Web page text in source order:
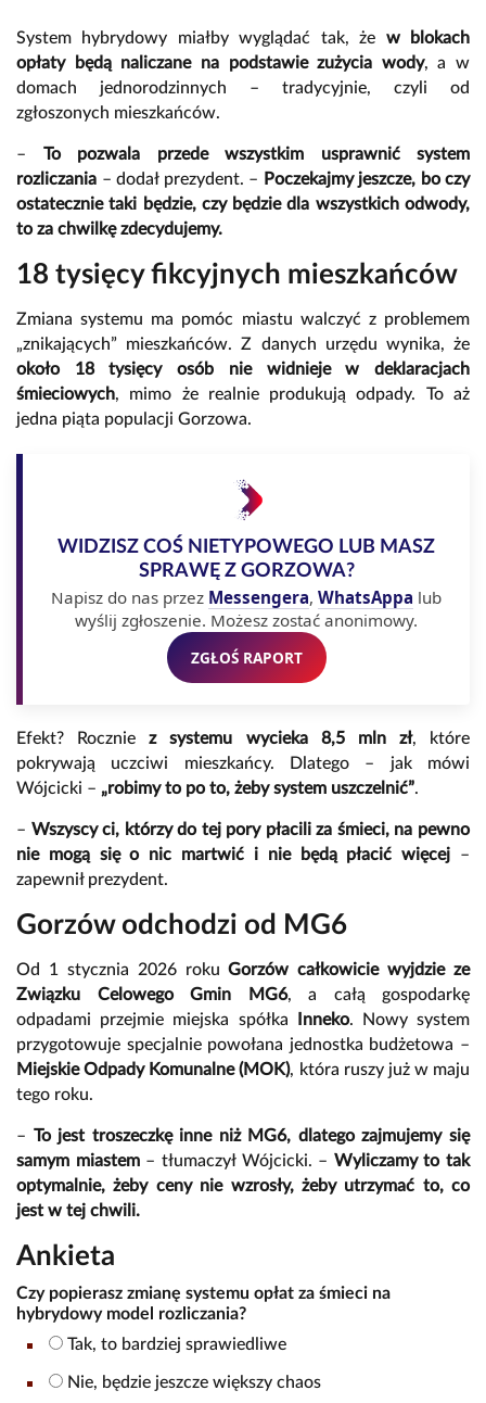
System hybrydowy miałby wyglądać tak, że w blokach
opłaty będą naliczane na podstawie zużycia wody, a w
domach jednorodzinnych – tradycyjnie, czyli od
zgłoszonych mieszkańców.
– To pozwala przede wszystkim usprawnić system
rozliczania – dodał prezydent. – Poczekajmy jeszcze, bo czy
ostatecznie taki będzie, czy będzie dla wszystkich odwody,
to za chwilkę zdecydujemy.
18 tysięcy fikcyjnych mieszkańców
Zmiana systemu ma pomóc miastu walczyć z problemem
„znikających” mieszkańców. Z danych urzędu wynika, że
około 18 tysięcy osób nie widnieje w deklaracjach
śmieciowych, mimo że realnie produkują odpady. To aż
jedna piąta populacji Gorzowa.
WIDZISZ COŚ NIETYPOWEGO LUB MASZ
SPRAWĘ Z GORZOWA?
Napisz do nas przez Messengera, WhatsAppa lub
wyślij zgłoszenie. Możesz zostać anonimowy.
ZGŁOŚ RAPORT
Efekt? Roczniez systemu wycieka 8,5 mln zł, które
pokrywają uczciwi mieszkańcy. Dlatego – jak mówi
Wójcicki – „robimy to po to, żeby system uszczelnić”.
– Wszyscy ci, którzy do tej pory płacili za śmieci, na pewno
nie mogą się o nic martwić i nie będą płacić więcej –
zapewnił prezydent.
Gorzów odchodzi od MG6
Od 1 stycznia 2026 rokuGorzów całkowicie wyjdzie ze
Związku Celowego Gmin MG6, a całą gospodarkę
odpadami przejmie miejska spółka
Inneko. Nowy system
przygotowuje specjalnie powołana jednostka budżetowa –
Miejskie Odpady Komunalne (MOK), która ruszy już w maju
tego roku.
– To jest troszeczkę inne niż MG6, dlatego zajmujemy się
samym miastem– tłumaczył Wójcicki. – Wyliczamy to tak
optymalnie, żeby ceny nie wzrosły, żeby utrzymać to, co
jest w tej chwili.
Ankieta
Czy popierasz zmianę systemu opłat za śmieci na
hybrydowy model rozliczania?
Tak, to bardziej sprawiedliwe
Nie, będzie jeszcze większy chaos